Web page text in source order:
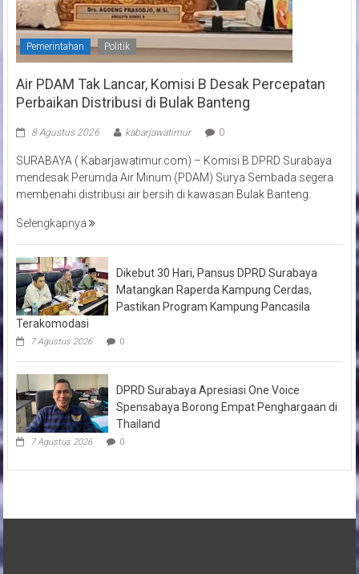
Pemerintahan Politik
Air PDAM Tak Lancar, Komisi B Desak Percepatan
Perbaikan Distribusi di Bulak Banteng
8 Agustus 2026 kabarjawatimur 0
SURABAYA ( Kabarjawatimur.com) – Komisi B DPRD Surabaya
mendesak Perumda Air Minum (PDAM) Surya Sembada segera
membenahi distribusi air bersih di kawasan Bulak Banteng.
Selengkapnya
Dikebut 30 Hari, Pansus DPRD Surabaya
Matangkan Raperda Kampung Cerdas,
Pastikan Program Kampung Pancasila
Terakomodasi
7 Agustus 2026 0
DPRD Surabaya Apresiasi One Voice
Spensabaya Borong Empat Penghargaan di
Thailand
7 Agustus 2026 0